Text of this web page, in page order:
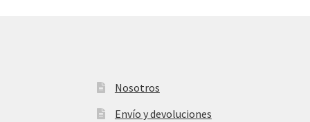
Nosotros
Envío y devoluciones